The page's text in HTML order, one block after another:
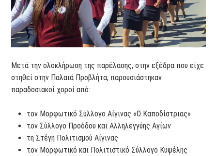
Μετά την ολοκλήρωση της παρέλασης, στην εξέδρα που είχε
στηθεί στην Παλαιά Προβλήτα, παρουσιάστηκαν
παραδοσιακοί χοροί από:
τον Μορφωτικό Σύλλογο Αίγινας «Ο Καποδίστριας»
τον Σύλλογο Προόδου και Αλληλεγγύης Αγίων
τη Στέγη Πολιτισμού Αίγινας
τον Μορφωτικό και Πολιτιστικό Σύλλογο Κυψέλης